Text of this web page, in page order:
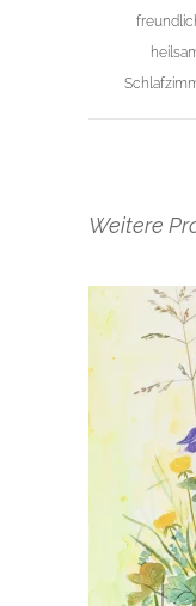
Weitere